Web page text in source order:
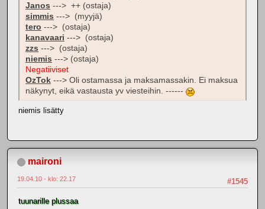
Janos ---> ++ (ostaja)
simmis ---> (myyjä)
tero ---> (ostaja)
kanavaari ---> (ostaja)
zzs ---> (ostaja)
niemis ---> (ostaja)
Negatiiviset
OzTok ---> Oli ostamassa ja maksamassakin. Ei maksua
näkynyt, eikä vastausta yv viesteihin. ------
niemis lisätty
maironi
#1545
19.04.10 - klo: 22.17
tuunarille plussaa